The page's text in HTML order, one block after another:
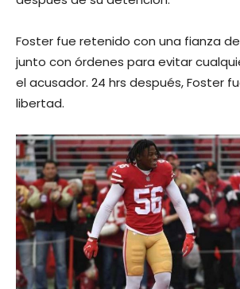
Foster fue retenido con una fianza
junto con órdenes para evitar
el acusador. 24 hrs después, Foster
libertad.